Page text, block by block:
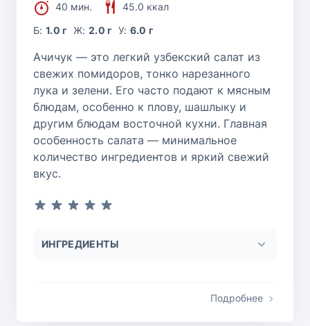
40 мин.
45.0 ккал
Б:1.0 г Ж: 2.0 г У: 6.0 г
Ачичук — это легкий узбекский салат из
свежих помидоров, тонко нарезанного
лука и зелени. Его часто подают к мясным
блюдам, особенно к плову, шашлыку и
другим блюдам восточной кухни. Главная
особенность салата — минимальное
количество ингредиентов и яркий свежий
вкус.
ИНГРЕДИЕНТЫ
Подробнее